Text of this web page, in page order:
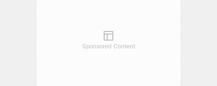
Sponsored Content